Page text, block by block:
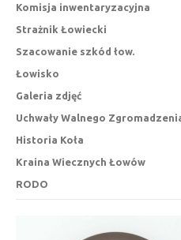
Komisja inwentaryzacyjna
Strażnik Łowiecki
Szacowanie szkód łow.
Łowisko
Galeria zdjęć
Uchwały Walnego
Historia Koła
Kraina Wiecznych Łowów
RODO